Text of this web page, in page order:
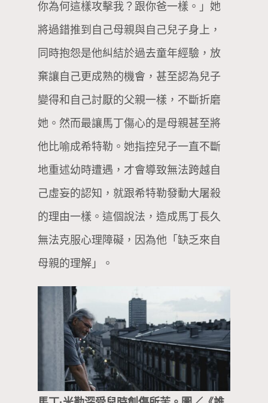
你為何這樣攻擊我？跟你爸一樣。」她
將過錯推到自己母親與自己兒子身上，
同時抱怨是他糾結於過去童年經驗，放
棄讓自己更成熟的機會，甚至認為兒子
變得和自己討厭的父親一樣，不斷折磨
她。然而最讓馬丁傷心的是母親甚至將
他比喻成希特勒。她指控兒子一直不斷
地重述幼時遭遇，才會導致無法跨越自
己虛妄的認知，就跟希特勒發動大屠殺
的理由一樣。這個說法，造成馬丁長久
無法克服心理障礙，因為他「缺乏來自
母親的理解」。